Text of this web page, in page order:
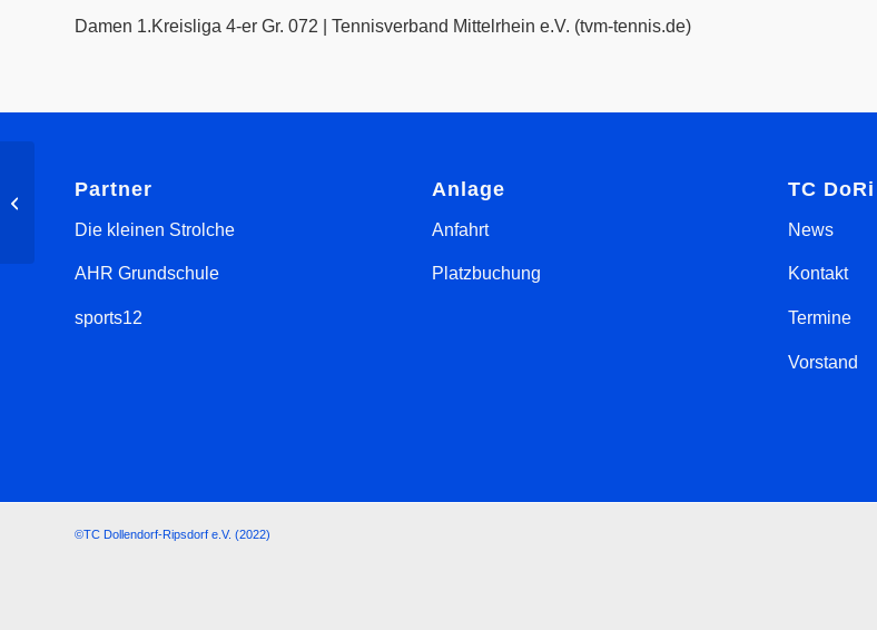
Damen 1.Kreisliga 4-er Gr. 072 | Tennisverband Mittelrhein e.V. (tvm-tennis.de)
Partner
Die kleinen Strolche
AHR Grundschule
sports12
Anlage
Anfahrt
Platzbuchung
TC DoRi
News
Kontakt
Termine
Vorstand
©TC Dollendorf-Ripsdorf e.V. (2022)
Damen 1 Spielergebnis